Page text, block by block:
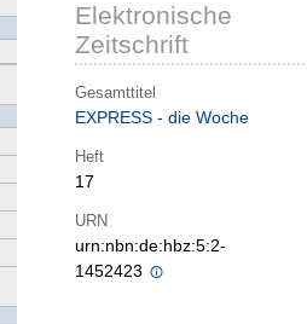
Elektronische
Zeitschrift
Gesamttitel
EXPRESS - die Woche
Heft
17
URN
urn:nbn:de:hbz:5:2-
1452423